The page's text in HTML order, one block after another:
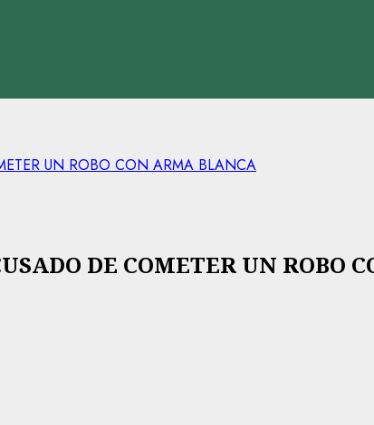
UN ROBO CON ARMA BLANCA
DE COMETER UN ROBO